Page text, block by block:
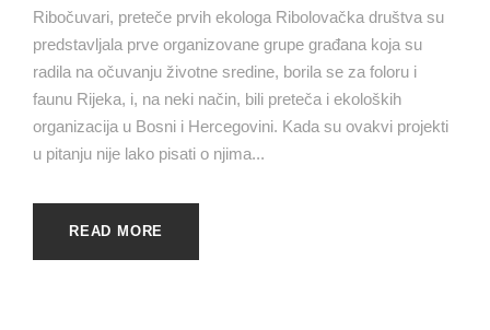
Ribočuvari, preteče prvih ekologa Ribolovačka društva su
predstavljala prve organizovane grupe građana koja su
radila na očuvanju životne sredine, borila se za foloru i
faunu Rijeka, i, na neki način, bili preteča i ekoloških
organizacija u Bosni i Hercegovini. Kada su ovakvi projekti
u pitanju nije lako pisati o njima...
READ MORE